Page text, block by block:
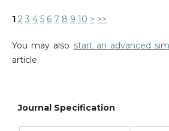
1 2 3 4 5 6 7 8 9 10 > >>
You may also start an advanced
article.
Journal Specification